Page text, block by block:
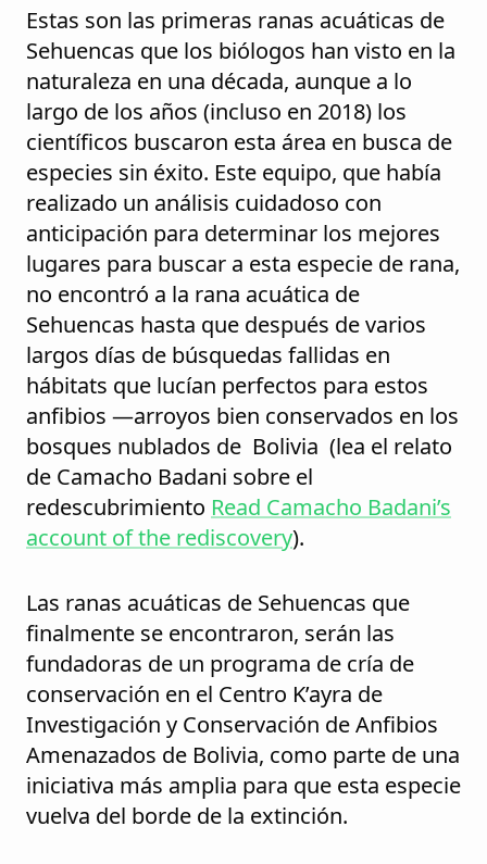
Estas son las primeras ranas acuáticas de
Sehuencas que los biólogos han visto en la
naturaleza en una década, aunque a lo
largo de los años (incluso en 2018) los
científicos buscaron esta área en busca de
especies sin éxito. Este equipo, que había
realizado un análisis cuidadoso con
anticipación para determinar los mejores
lugares para buscar a esta especie de rana,
no encontró a la rana acuática de
Sehuencas hasta que después de varios
largos días de búsquedas fallidas en
hábitats que lucían perfectos para estos
anfibios —arroyos bien conservados en los
bosques nublados de Bolivia (lea el relato
de Camacho Badani sobre el
redescubrimiento Read Camacho Badani’s
account of the rediscovery).
Las ranas acuáticas de Sehuencas que
finalmente se encontraron, serán las
fundadoras de un programa de cría de
conservación en el Centro K’ayra de
Investigación y Conservación de Anfibios
Amenazados de Bolivia, como parte de una
iniciativa más amplia para que esta especie
vuelva del borde de la extinción.